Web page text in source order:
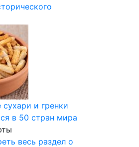
сухари и гренки
в 50 стран мира